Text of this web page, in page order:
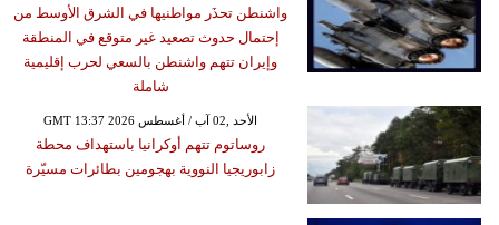
واشنطن تحذَر مواطنيها في الشرق الأوسط من
إحتمال حدوث تصعيد غير متوقع في المنطقة
وإيران تتهم واشنطن بالسعي لحرب إقليمية
شاملة
GMT 13:37 2026 الأحد ,02 آب / أغسطس
روساتوم تتهم أوكرانيا باستهداف محطة
زابوريجيا النووية بهجومين بطائرات مسيّرة